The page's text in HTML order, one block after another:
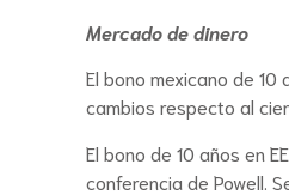
Mercado de dinero
El bono mexicano de
cambios respecto al
El bono de 10 años en
conferencia de Powell.